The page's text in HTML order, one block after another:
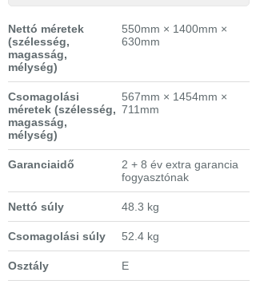
Nettó méretek
(szélesség,
magasság,
mélység)
550mm × 1400mm ×
630mm
Csomagolási
méretek (szélesség,
magasság,
mélység)
567mm × 1454mm ×
711mm
Garanciaidő
2 + 8 év extra garancia
fogyasztónak
Nettó súly 48.3 kg
Csomagolási súly 52.4 kg
Osztály E